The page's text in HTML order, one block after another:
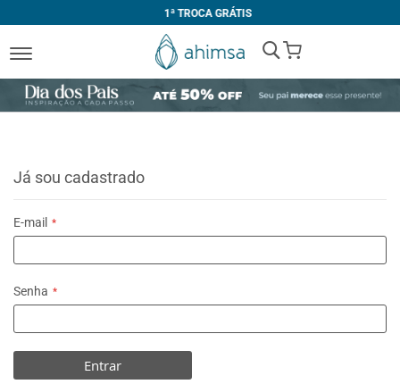
1ª TROCA GRÁTIS
My Cart
Já sou cadastrado
E-mail
Senha
Entrar